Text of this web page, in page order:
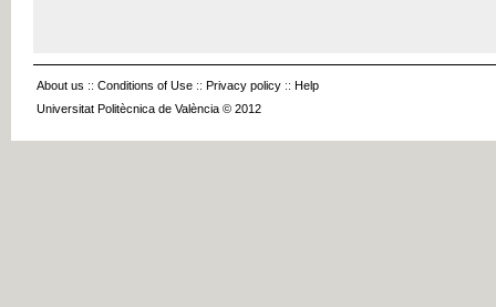
About us :: Conditions of Use :: Privacy policy :: Help
Universitat Politècnica de València © 2012